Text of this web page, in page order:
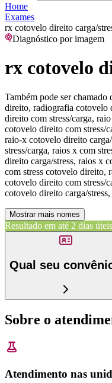
Home
Exames
rx cotovelo direito carga/
Diagnóstico por imagem
rx cotovelo
Também pode ser chamado
direito, radiografia cotovelo
direito com stress/carga,
cotovelo direito com stress/
raio-x cotovelo direito
stress/carga, raios x com
direito carga/stress, raios x
com stress cotovelo direito,
cotovelo direito com stress/
cotovelo direito carga/
Mostrar mais nomes
Resultado em até 2 dias úteis
Qual seu
Sobre o
Atendimento nas